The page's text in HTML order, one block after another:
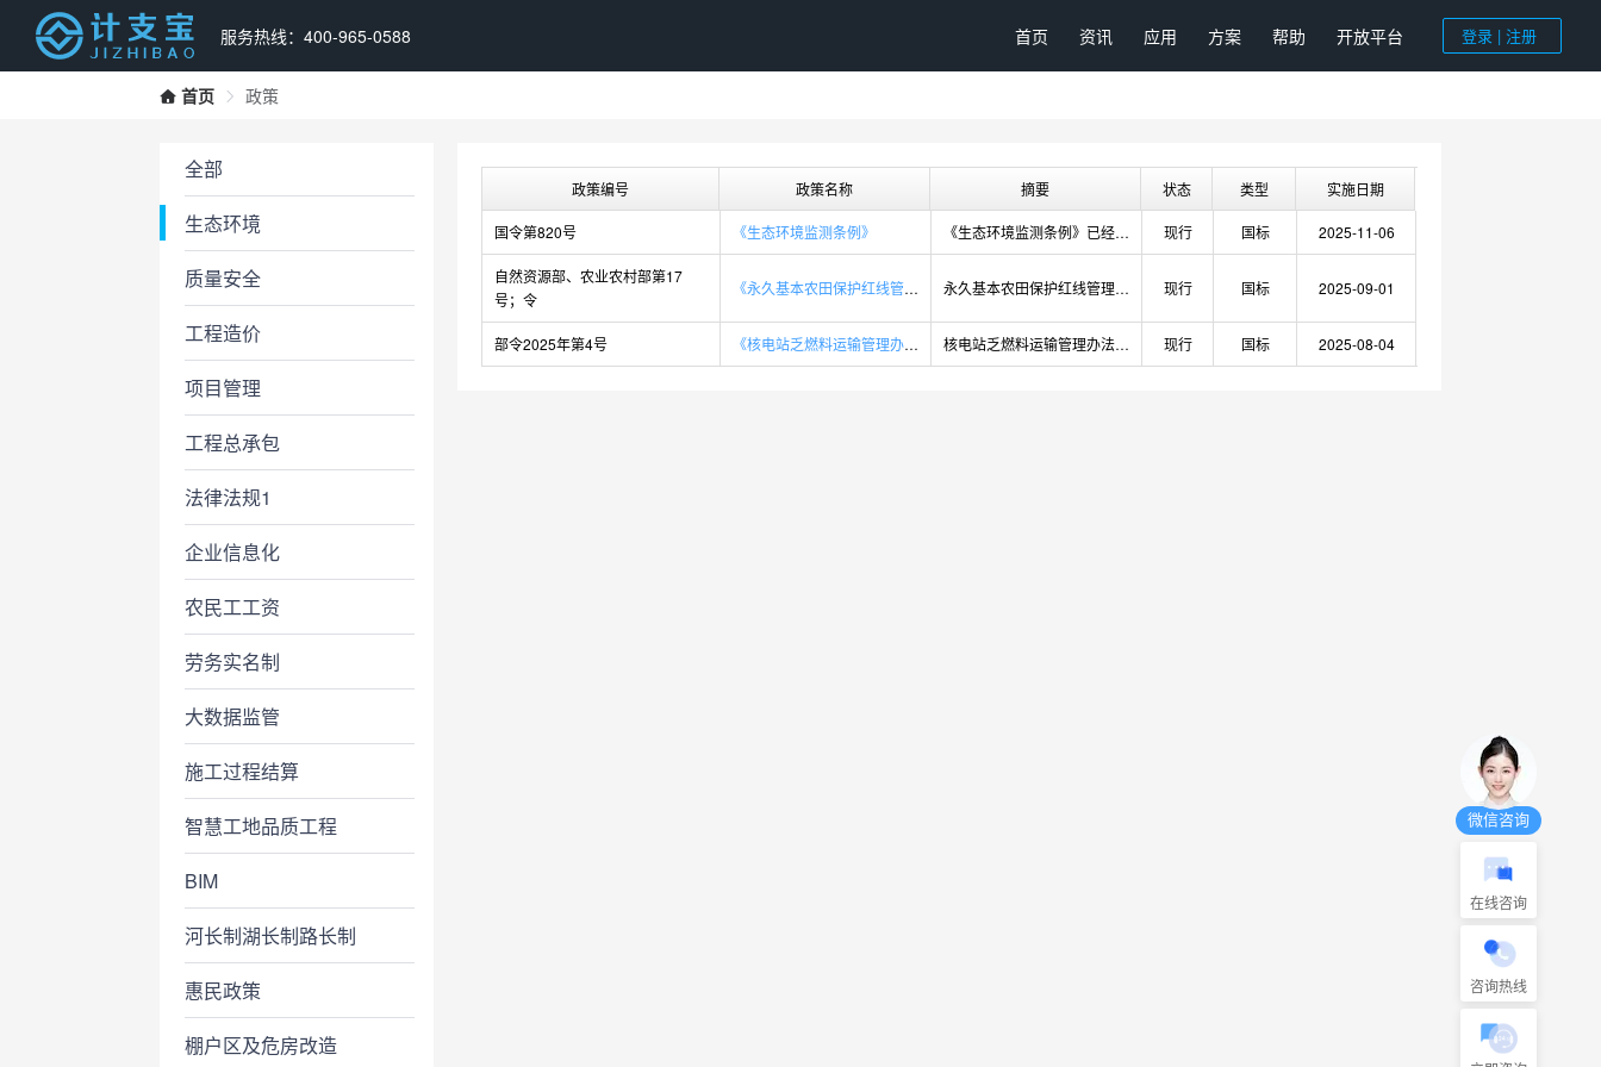
服务热线：400-965-0588 首页 资讯 应用 方案 帮助 开放平台 登录 | 注册
首页 政策
全部
生态环境
质量安全
工程造价
项目管理
工程总承包
法律法规1
企业信息化
农民工工资
劳务实名制
大数据监管
施工过程结算
智慧工地品质工程
BIM
河长制湖长制路长制
惠民政策
棚户区及危房改造
政策编号 政策名称 摘要 状态 类型 实施日期
国令第820号 《生态环境监测条例》 《生态环境监测条例》已经2025年10月17日国务院第70次常务会议通过，现予公布，自2026年1月1日起施行。 现行 国标 2025-11-06
自然资源部、农业农村部第17
号；令
《永久基本农田保护红线管理办法》 永久基本农田保护红线管理办法 现行 国标 2025-09-01
部令2025年第4号 《核电站乏燃料运输管理办法》 核电站乏燃料运输管理办法（交通运输部 工业和信息化部 公安部 生态环境部令2025年第4号） 现行 国标 2025-08-04
微信咨询
在线咨询
咨询热线